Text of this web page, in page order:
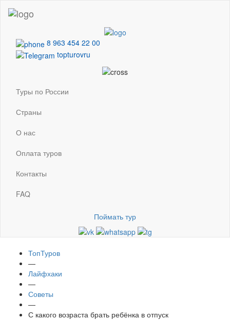
8 963 454 22 00
topturovru
Туры по России
Страны
О нас
Оплата туров
Контакты
FAQ
Поймать тур
ТопТуров
—
Лайфхаки
—
Советы
—
С какого возраста брать ребёнка в отпуск